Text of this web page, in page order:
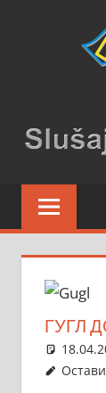
ГУГЛ